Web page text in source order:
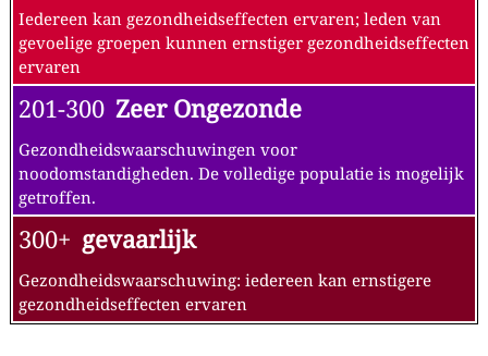
Iedereen kan gezondheidseffecten ervaren; leden van
gevoelige groepen kunnen ernstiger gezondheidseffecten
ervaren
201-300 Zeer Ongezonde
Gezondheidswaarschuwingen voor
noodomstandigheden. De volledige populatie is mogelijk
getroffen.
300+ gevaarlijk
Gezondheidswaarschuwing: iedereen kan ernstigere
gezondheidseffecten ervaren